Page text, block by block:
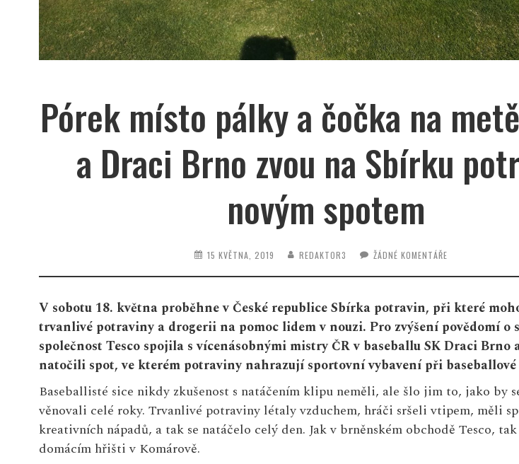
Pórek místo pálky a čočka na
a Draci Brno zvou na Sbírku
novým spotem
15 KVĚTNA, 2019 REDAKTOR3 ŽÁDNÉ KOMENTÁŘE
V sobotu 18. května proběhne v České republice Sbírka potravin, při které
trvanlivé potraviny a drogerii na pomoc lidem v nouzi. Pro zvýšení povědomí o
společnost Tesco spojila s vícenásobnými mistry ČR v baseballu SK Draci Brno
natočili spot, ve kterém potraviny nahrazují sportovní vybavení při
Baseballisté sice nikdy zkušenost s natáčením klipu neměli, ale šlo jim to, jako by
věnovali celé roky. Trvanlivé potraviny létaly vzduchem, hráči sršeli vtipem, měli
kreativních nápadů, a tak se natáčelo celý den. Jak v brněnském obchodě Tesco,
domácím hřišti v Komárově.